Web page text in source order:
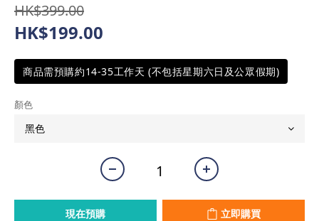
HK$399.00
HK$199.00
商品需預購約14-35工作天 (不包括星期六日及公眾假期)
顏色
現在預購 立即購買